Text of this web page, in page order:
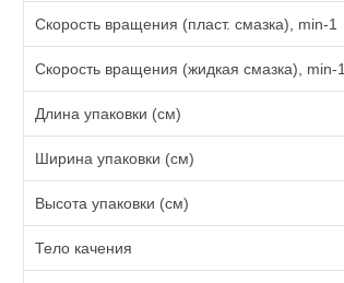
Скорость вращения (пласт. смазка), min-1
Скорость вращения (жидкая смазка), min-1
Длина упаковки (см)
Ширина упаковки (см)
Высота упаковки (см)
Тело качения